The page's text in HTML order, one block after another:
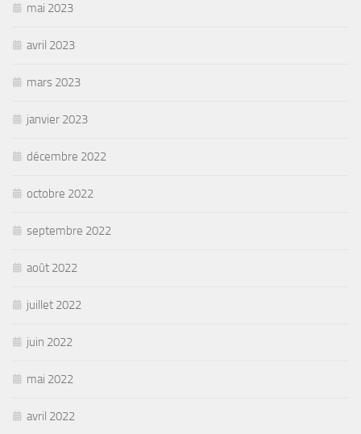
mai 2023
avril 2023
mars 2023
janvier 2023
décembre 2022
octobre 2022
septembre 2022
août 2022
juillet 2022
juin 2022
mai 2022
avril 2022